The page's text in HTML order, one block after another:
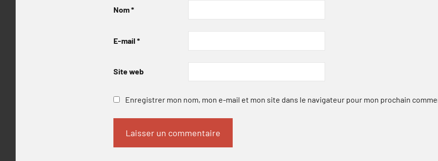
Nom*
E-mail *
Site web
Enregistrer mon nom, mon e-mail et mon site dans le navigateur pour mon prochain